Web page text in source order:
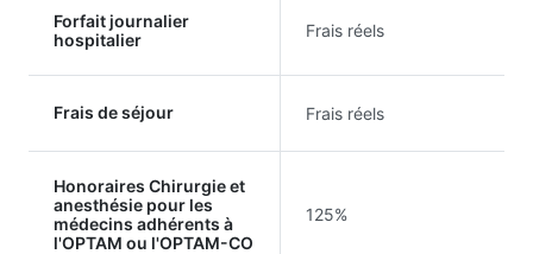
Forfait journalier
hospitalier
Frais réels
Frais de séjour Frais réels
Honoraires Chirurgie et
anesthésie pour les
médecins adhérents à
l'OPTAM ou l'OPTAM-CO
125%